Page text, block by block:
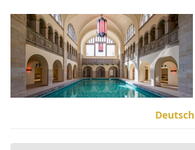
Zum
Haupt-
Inhalt
springen
Deutsch